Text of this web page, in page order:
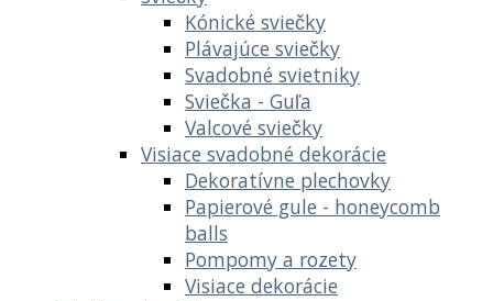
Kónické sviečky
Plávajúce sviečky
Svadobné svietniky
Sviečka - Guľa
Valcové sviečky
Visiace svadobné dekorácie
Dekoratívne plechovky
Papierové gule - honeycomb
balls
Pompomy a rozety
Visiace dekorácie